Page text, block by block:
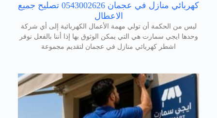
كهربائي منازل في عجمان 0543002626 تصليح جميع
الاعطال
ليس من الحكمة أن تولي مهمة الأعمال الكهربائية إلى أي شركة
وحدها ايجي سمارت هي التي يمكن الوثوق بها إذا أننا بالفعل نوفر
اشطر كهربائي منازل في عجمان لتقديم مجموعة